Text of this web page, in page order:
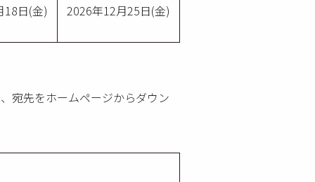
18日(金) 2026年12月25日(金)
宛先をホームページからダウン